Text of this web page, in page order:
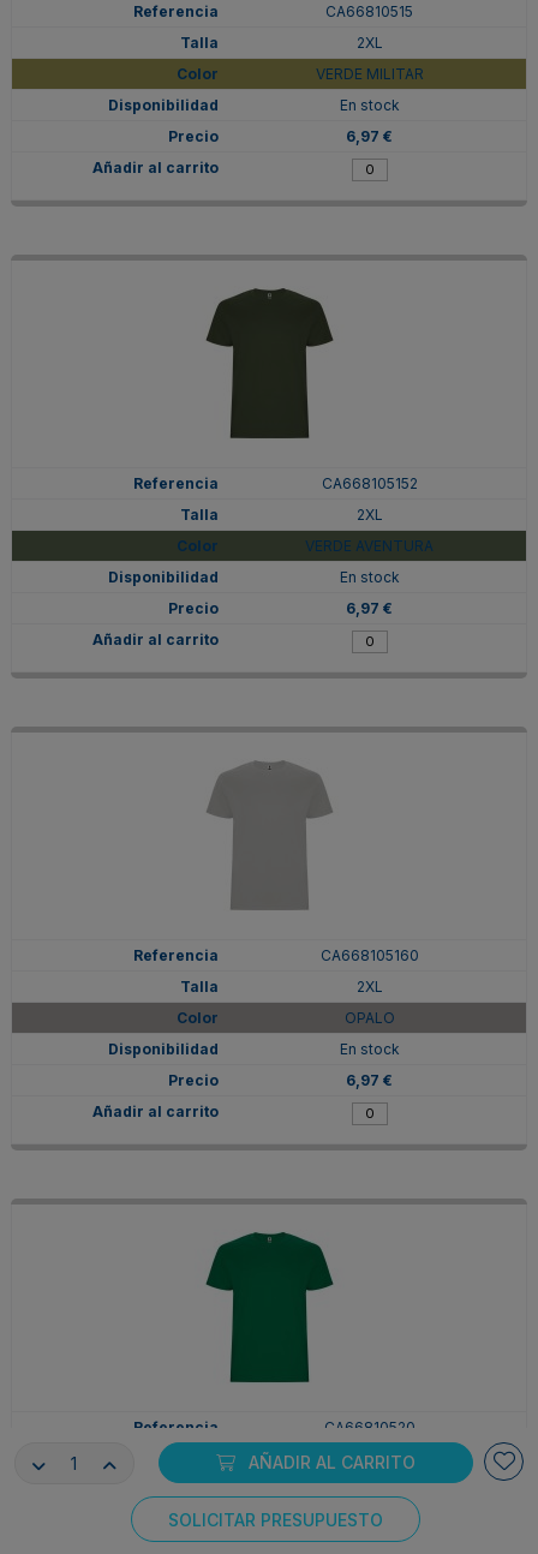
AÑADIR AL CARRITO
SOLICITAR PRESUPUESTO
CA66810515
2XL
VERDE MILITAR
En stock
6,97 €
CA668105152
2XL
VERDE AVENTURA
En stock
6,97 €
CA668105160
2XL
OPALO
En stock
6,97 €
CA66810520
2XL
En stock
Consentimiento de cookies